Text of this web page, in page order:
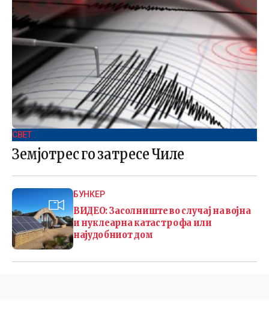
СВЕТ .
Земјотрес го затресе Чиле
БУНКЕР
ВИДЕО: Засолниште во случај на војна
и нуклеарна катастрофа или
најудобниот дом